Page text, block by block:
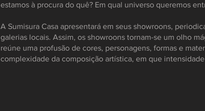
estamos à procura do quê? Em qual universo queremos
A Sumisura Casa apresentará em seus showroons,
galerias locais. Assim, os showroons tornam-se um olho
reúne uma profusão de cores, personagens, formas e
complexidade da composição artística, em que